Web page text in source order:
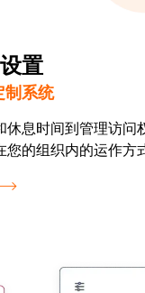
置
制系统
休息时间到管理访问
的组织内的运作方